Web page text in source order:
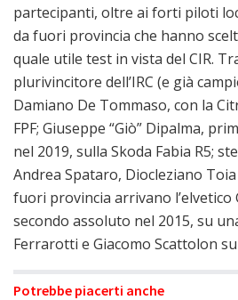
partecipanti, oltre ai forti piloti
da fuori provincia che hanno
quale utile test in vista del CIR.
plurivincitore dell’IRC (e già
Damiano De Tommaso, con la
FPF; Giuseppe “Giò” Dipalma,
nel 2019, sulla Skoda Fabia R5;
Andrea Spataro, Diocleziano
fuori provincia arrivano l’elvetico
secondo assoluto nel 2015, su
Ferrarotti e Giacomo Scattolon
Potrebbe piacerti anche